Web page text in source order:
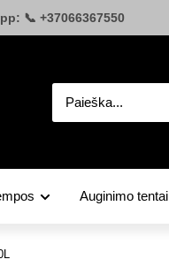
📞 +37066367550
Auginimo tentai